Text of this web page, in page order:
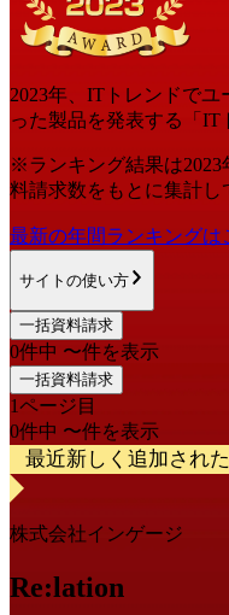
2023年 、ITトレンドで
った製品を発表する「IT
※ランキング結果は2023
料請求数をもとに集計し
最新の年間ランキングは
サイトの使い方
一括資料請求
0件中 〜件を表示
一括資料請求
1ページ目
0件中 〜件を表示
最近新しく追加され
株式会社インゲージ
Re:lation